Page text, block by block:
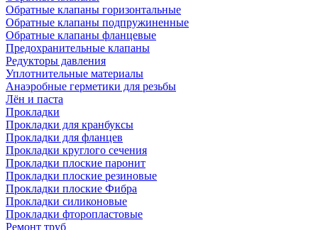
Обратные клапаны горизонтальные
Обратные клапаны подпружиненные
Обратные клапаны фланцевые
Предохранительные клапаны
Редукторы давления
Уплотнительные материалы
Анаэробные герметики для резьбы
Лён и паста
Прокладки
Прокладки для кранбуксы
Прокладки для фланцев
Прокладки круглого сечения
Прокладки плоские паронит
Прокладки плоские резиновые
Прокладки плоские Фибра
Прокладки силиконовые
Прокладки фторопластовые
Ремонт труб